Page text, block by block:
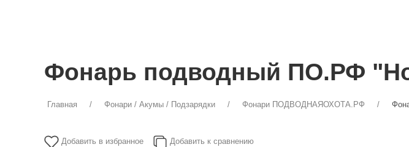
Фонарь подводный ПО.РФ
Главная Фонари / Акумы / Подзарядки Фонари ПОДВОДНАЯОХОТА.РФ
Добавить в избранное Добавить к сравнению